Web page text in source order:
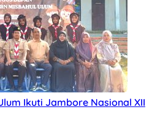
Ikuti Jambore Nasional XII